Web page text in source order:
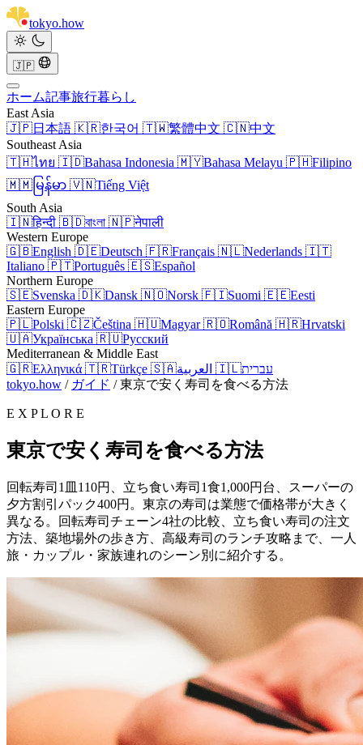
tokyo.how
🇯🇵
ホーム記事旅行暮らし
East Asia
🇯🇵日本語 🇰🇷한국어 🇹🇼繁體中文 🇨🇳中文
Southeast Asia
🇹🇭ไทย 🇮🇩Bahasa Indonesia 🇲🇾Bahasa Melayu 🇵🇭Filipino
🇲🇲 မြန်မာ 🇻🇳Tiếng Việt
South Asia
🇮🇳हिन्दी 🇧🇩বাংলা 🇳🇵नेपाली
Western Europe
🇬🇧English 🇩🇪Deutsch 🇫🇷Français 🇳🇱Nederlands 🇮🇹
Italiano 🇵🇹Português 🇪🇸Español
Northern Europe
🇸🇪Svenska 🇩🇰Dansk 🇳🇴Norsk 🇫🇮Suomi 🇪🇪Eesti
Eastern Europe
🇵🇱Polski 🇨🇿Čeština 🇭🇺Magyar🇷🇴Română 🇭🇷Hrvatski
🇺🇦Українська 🇷🇺Русский
Mediterranean & Middle East
🇬🇷Ελληνικά 🇹🇷Türkçe 🇸🇦 🇮🇱עברית
tokyo.how / ガイド / 東京で安く寿司を食べる方法
E X P L O R E
東京で安く寿司を食べる方法
回転寿司1皿110円、立ち食い寿司1食1,000円台、スーパーの
夕方割引パック400円。東京の寿司は業態で価格帯が大きく
異なる。回転寿司チェーン4社の比較、立ち食い寿司の注文
方法、築地場外の歩き方、高級寿司のランチ攻略まで、一人
旅・カップル・家族連れのシーン別に紹介する。